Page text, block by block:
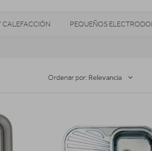
CALEFACCIÓN PEQUEÑOS
HIGIENE Y SALUD ENERGÍA
Ordenar por: Relevancia